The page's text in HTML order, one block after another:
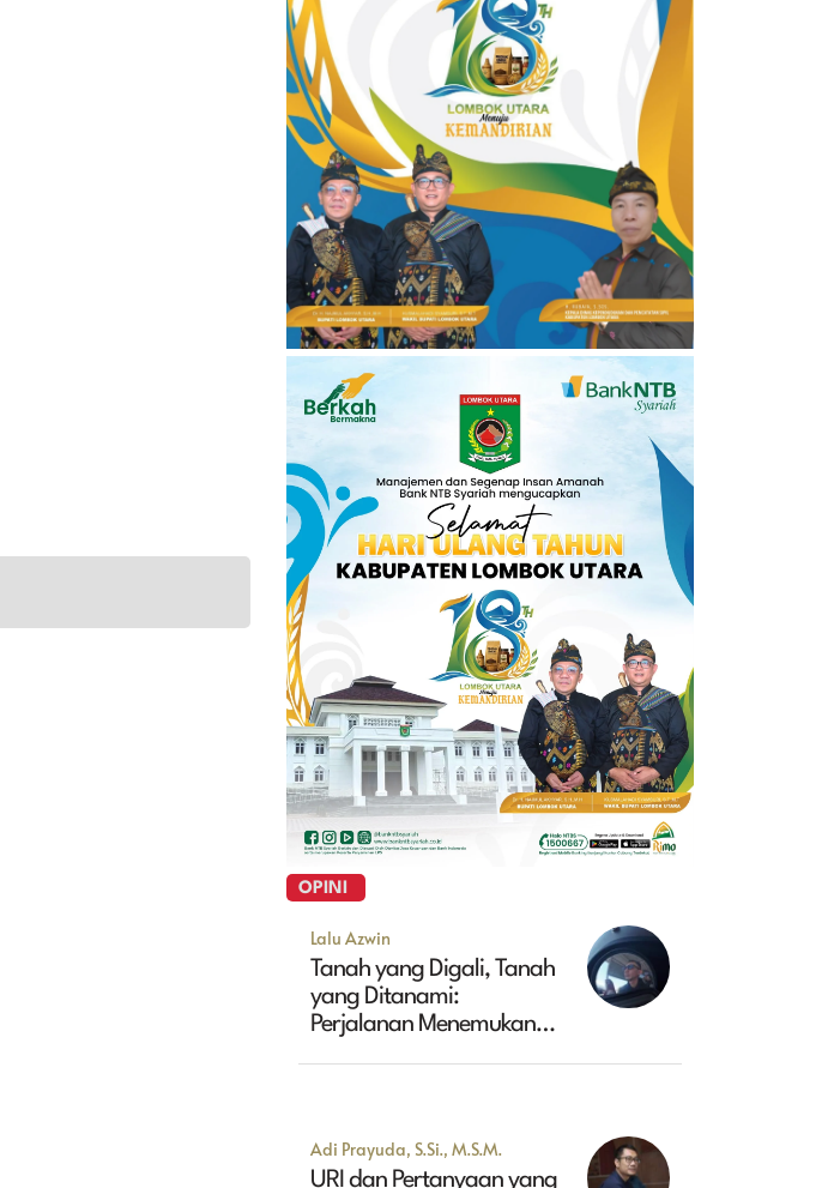
OPINI
Lalu Azwin
Tanah yang Digali, Tanah
yang Ditanami:
Perjalanan Menemukan
Adi Prayuda, S.Si., M.S.M.
URI dan Pertanyaan yang